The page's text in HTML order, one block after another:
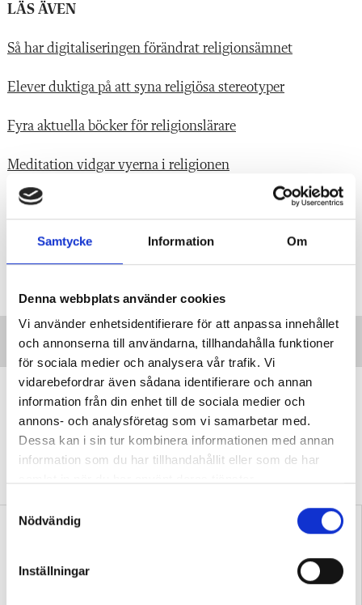
Samtycke Information Om
Denna webbplats använder cookies
Vi använder enhetsidentifierare för att anpassa innehållet
och annonserna till användarna, tillhandahålla funktioner
för sociala medier och analysera vår trafik. Vi
vidarebefordrar även sådana identifierare och annan
information från din enhet till de sociala medier och
annons- och analysföretag som vi samarbetar med.
Dessa kan i sin tur kombinera informationen med annan
information som du har tillhandahållit eller som de har
S
Nödvändig
Inställningar
LÄS ÄVEN
Så har digitaliseringen förändrat religionsämnet
Elever duktiga på att syna religiösa stereotyper
Fyra aktuella böcker för religionslärare
Meditation vidgar vyerna i religionen
Han tar strid mot antisemitismen i Malmös skolor
Taggar: Lektionstipset
”Transspråkande har fått genomslag
av en anledning”
DEBATT Professorn: Problematiskt att
stämpla transspråkande som en ”trend” eller